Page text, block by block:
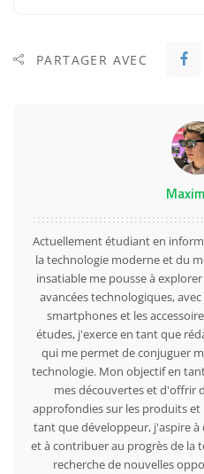
PARTAGER AVEC
Actuellement étudiant en
la technologie moderne et du
insatiable me pousse à
avancées technologiques,
smartphones et les
études, j'exerce en tant que
qui me permet de conjuguer
technologie. Mon objectif en
mes découvertes et d'offrir
approfondies sur les produits et
tant que développeur, j'aspire
et à contribuer au progrès de la
recherche de nouvelles